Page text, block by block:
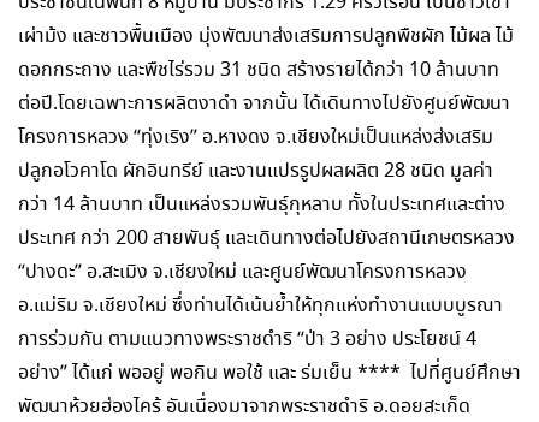
เผ่าม้ง และชาวพื้นเมือง มุ่งพัฒนาส่งเสริมการปลูกพืชผัก ไม้ผล ไม้
ดอกกระถาง และพืชไร่รวม 31 ชนิด สร้างรายได้กว่า 10 ล้านบาท
ต่อปี.โดยเฉพาะการผลิตงาดำ จากนั้น ได้เดินทางไปยังศูนย์พัฒนา
โครงการหลวง “ทุ่งเริง” อ.หางดง จ.เชียงใหม่เป็นแหล่งส่งเสริม
ปลูกอโวคาโด ผักอินทรีย์ และงานแปรรูปผลผลิต 28 ชนิด มูลค่า
กว่า 14 ล้านบาท เป็นแหล่งรวมพันธุ์กุหลาบ ทั้งในประเทศและต่าง
ประเทศ กว่า 200 สายพันธุ์ และเดินทางต่อไปยังสถานีเกษตรหลวง
“ปางดะ” อ.สะเมิง จ.เชียงใหม่ และศูนย์พัฒนาโครงการหลวง
อ.แม่ริม จ.เชียงใหม่ ซึ่งท่านได้เน้นย้ำให้ทุกแห่งทำงานแบบบูรณา
การร่วมกัน ตามแนวทางพระราชดำริ “ป่า 3 อย่าง ประโยชน์ 4
อย่าง” ได้แก่ พออยู่ พอกิน พอใช้ และ ร่มเย็น **** ไปที่ศูนย์ศึกษา
พัฒนาห้วยฮ่องไคร้ อันเนื่องมาจากพระราชดำริ อ.ดอยสะเก็ด